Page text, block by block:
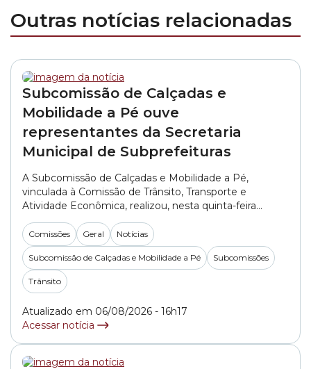
Outras notícias relacionadas
Subcomissão de Calçadas e
Mobilidade a Pé ouve
representantes da Secretaria
Municipal de Subprefeituras
A Subcomissão de Calçadas e Mobilidade a Pé,
vinculada à Comissão de Trânsito, Transporte e
Atividade Econômica, realizou, nesta quinta-feira
(06/08), a primeira reunião do segundo semestre de
2026. No encontro, os vereadores ouviram
representantes da SMSUB (Secretaria Municipal das
Subprefeituras). A pasta foi representada pelo
engenheiro Alexandre Martini e pelo arquiteto Rodolfo
Comissões Geral Notícias
Subcomissão de Calçadas e Mobilidade a Pé Subcomissões
Trânsito
Atualizado em 06/08/2026 - 16h17
Acessar notícia